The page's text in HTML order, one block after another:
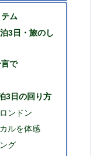
ム
3日・旅のし
で
3日の回り方
ンドン
ルを体感
グ